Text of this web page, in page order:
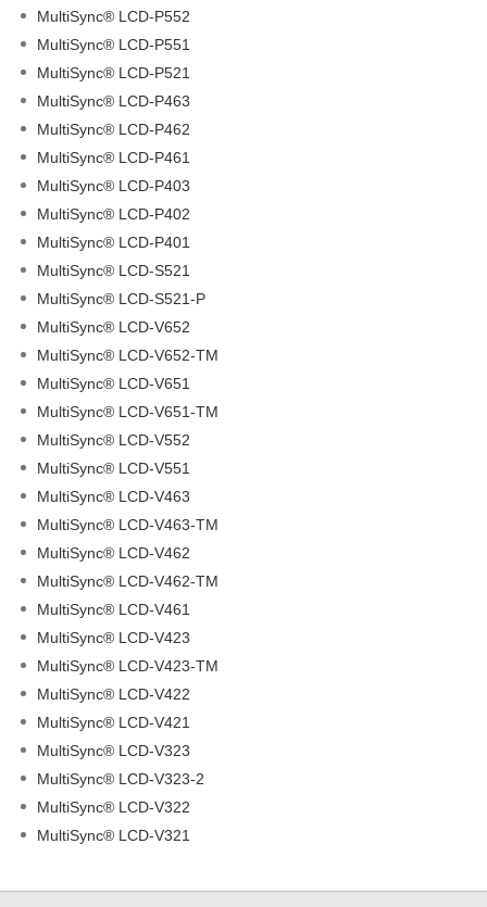
MultiSync® LCD-P552
MultiSync® LCD-P551
MultiSync® LCD-P521
MultiSync® LCD-P463
MultiSync® LCD-P462
MultiSync® LCD-P461
MultiSync® LCD-P403
MultiSync® LCD-P402
MultiSync® LCD-P401
MultiSync® LCD-S521
MultiSync® LCD-S521-P
MultiSync® LCD-V652
MultiSync® LCD-V652-TM
MultiSync® LCD-V651
MultiSync® LCD-V651-TM
MultiSync® LCD-V552
MultiSync® LCD-V551
MultiSync® LCD-V463
MultiSync® LCD-V463-TM
MultiSync® LCD-V462
MultiSync® LCD-V462-TM
MultiSync® LCD-V461
MultiSync® LCD-V423
MultiSync® LCD-V423-TM
MultiSync® LCD-V422
MultiSync® LCD-V421
MultiSync® LCD-V323
MultiSync® LCD-V323-2
MultiSync® LCD-V322
MultiSync® LCD-V321